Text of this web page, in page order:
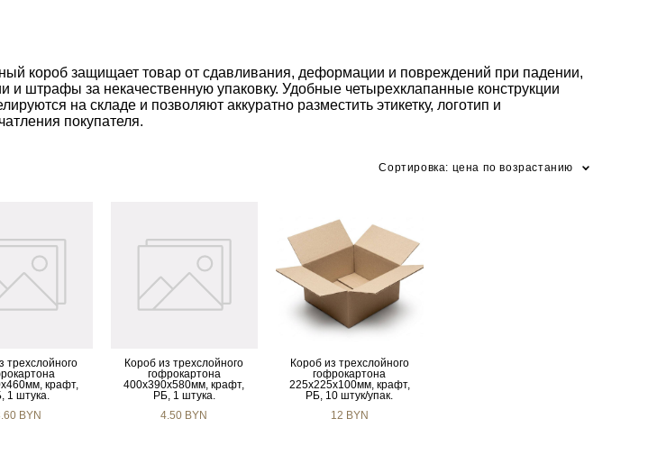
короб защищает товар от сдавливания, деформации и повреждений при падении,
и штрафы за некачественную упаковку. Удобные четырехклапанные конструкции
на складе и позволяют аккуратно разместить этикетку, логотип и
покупателя.
Сортировка: цена по возрастанию
трехслойного
крафт,
1 штука.
BYN
Короб из трехслойного
гофрокартона
400х390х580мм, крафт,
РБ, 1 штука.
4.50 BYN
Короб из трехслойного
гофрокартона
225х225х100мм, крафт,
РБ, 10 штук/упак.
12 BYN